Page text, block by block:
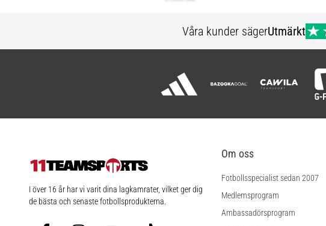
Våra kunder sägerUtmärkt
11teamsports.se
I över 16 år har vi varit dina lagkamrater, vilket ger dig
de bästa och senaste fotbollsprodukterna.
Om oss
Fotbollsspecialist sedan 2007
Medlemsprogram
Ambassadörsprogram